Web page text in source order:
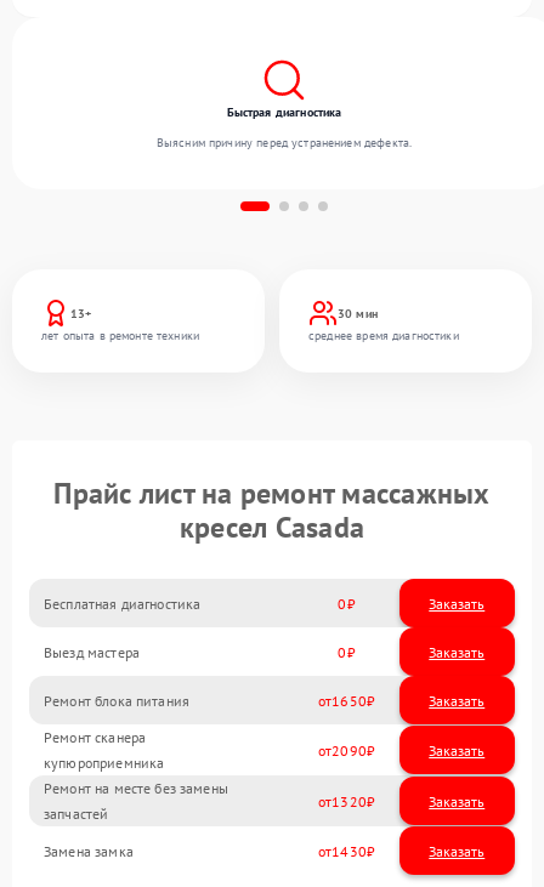
13+
лет опыта в ремонте техники
30 мин
среднее время диагностики
Быстрая диагностика
Выясним причину перед устранением дефекта.
Прайс лист на ремонт массажных
кресел Casada
Бесплатная диагностика 0 Заказать
Выезд мастера 0 Заказать
Ремонт блока питания 1650
Ремонт сканера
купюроприемника
2090
Ремонт на месте без замены
запчастей
1320
Замена замка 1430